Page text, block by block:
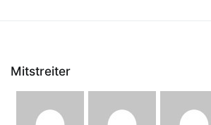
Mitstreiter